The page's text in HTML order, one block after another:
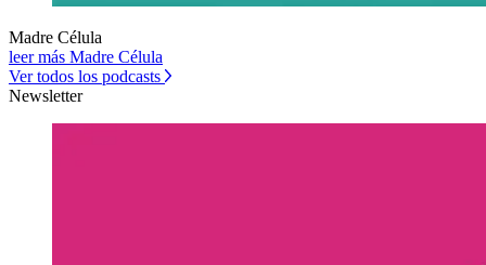
Madre Célula
leer más Madre Célula
Ver todos los podcasts
Newsletter